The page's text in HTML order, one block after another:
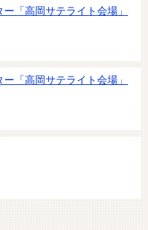
「高岡サテライト会場」
「高岡サテライト会場」